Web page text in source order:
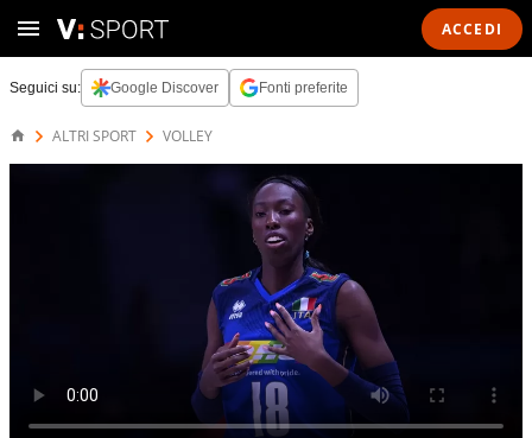
ACCEDI
Seguici su: Google Discover Fonti preferite
ALTRI SPORT VOLLEY